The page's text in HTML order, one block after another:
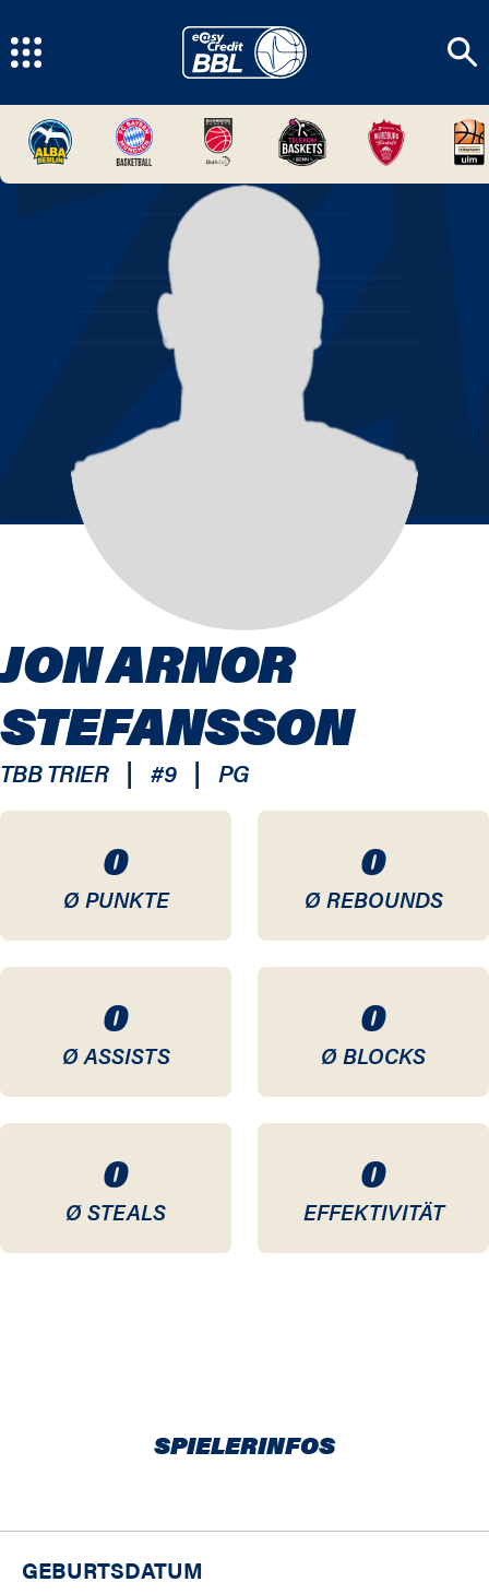
0
Ø PUNKTE
0
Ø REBOUNDS
0
Ø ASSISTS
0
Ø BLOCKS
0
Ø STEALS
0
EFFEKTIVITÄT
JON ARNOR
STEFANSSON
TBB TRIER | #9 | PG
SPIELERINFOS
GEBURTSDATUM